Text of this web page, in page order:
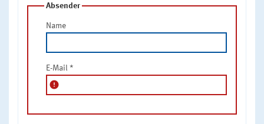
Absender
Name
E-Mail *
error